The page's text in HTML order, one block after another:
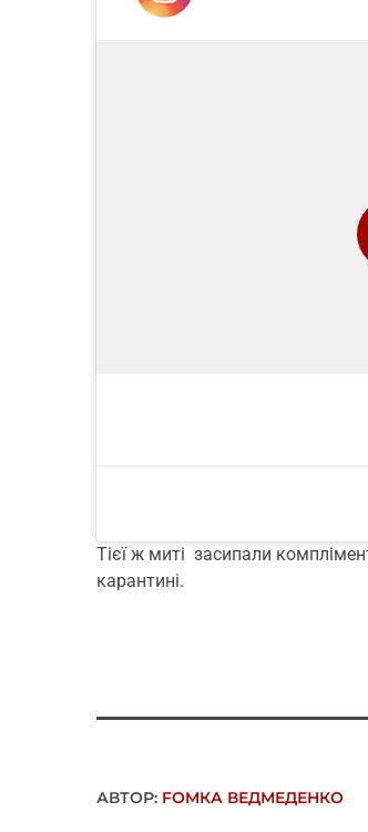
Тієї ж миті засипали
карантині.
АВТОР: FОMКА ВЕДМЕДЕНКО